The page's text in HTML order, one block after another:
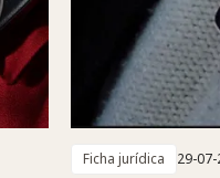
Ficha jurídica 29-